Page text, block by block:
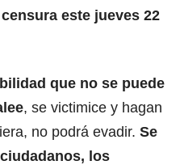
este jueves 22
que no se puede
, se victimice y hagan
no podrá evadir. Se
los